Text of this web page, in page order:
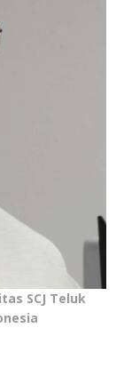
SCJ Teluk